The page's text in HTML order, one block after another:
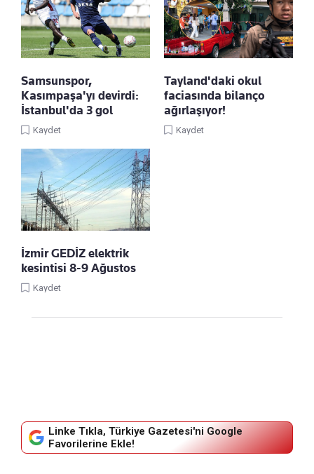
Samsunspor,
Kasımpaşa'yı devirdi:
İstanbul'da 3 gol
Kaydet
Tayland'daki okul
faciasında bilanço
ağırlaşıyor!
Kaydet
İzmir GEDİZ elektrik
kesintisi 8-9 Ağustos
Kaydet
Linke Tıkla, Türkiye Gazetesi'ni Google
Favorilerine Ekle!